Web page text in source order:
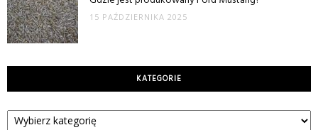
15 PAŹDZIERNIKA 2025
KATEGORIE
Kategorie